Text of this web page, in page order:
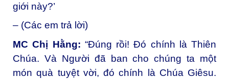
giới này?’
– (Các em trả lời)
MC Chị Hằng: “Đúng rồi! Đó chính là Thiên
Chúa. Và Người đã ban cho chúng ta một
món quà tuyệt vời, đó chính là Chúa Giêsu.